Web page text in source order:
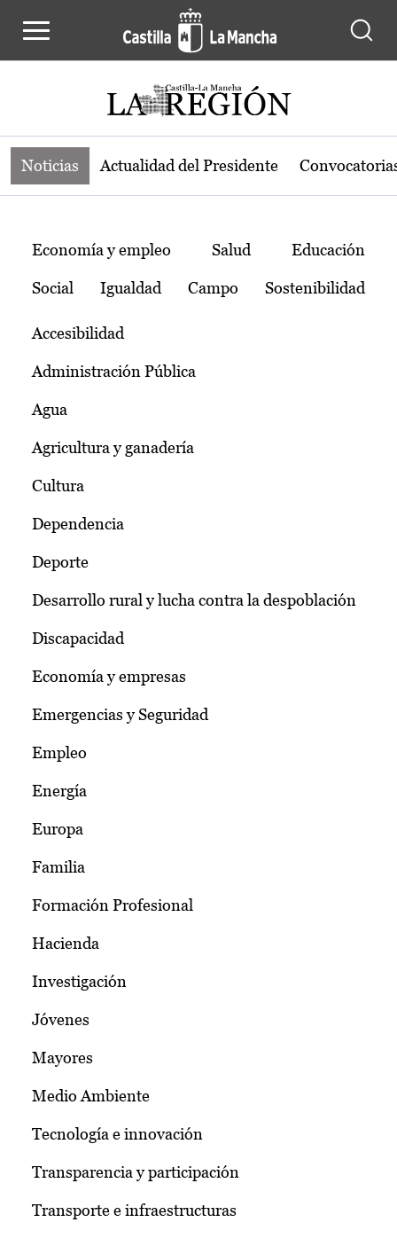
Noticias de la región de Castilla-La
Noticias Actualidad del Presidente
Temas
Economía y empleo Salud Educación
Social Igualdad Campo Sostenibilidad
Accesibilidad
Administración Pública
Agua
Agricultura y ganadería
Cultura
Dependencia
Deporte
Desarrollo rural y lucha contra la despoblación
Discapacidad
Economía y empresas
Emergencias y Seguridad
Empleo
Energía
Europa
Familia
Formación Profesional
Hacienda
Investigación
Jóvenes
Mayores
Medio Ambiente
Tecnología e innovación
Transparencia y participación
Transporte e infraestructuras